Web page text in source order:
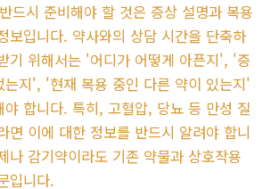
드시 준비해야 할 것은 증상 설명과 복용
보입니다. 약사와의 상담 시간을 단축하
기 위해서는 '어디가 어떻게 아픈지', '증
는지', '현재 복용 중인 다른 약이 있는지'
야 합니다. 특히, 고혈압, 당뇨 등 만성 질
면 이에 대한 정보를 반드시 알려야 합니
나 감기약이라도 기존 약물과 상호작용
입니다.